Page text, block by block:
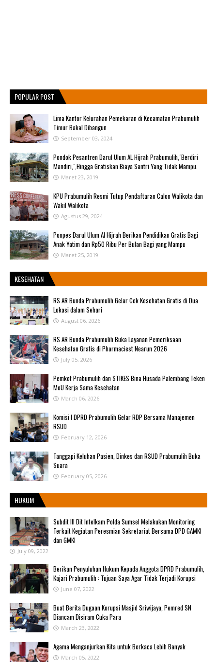
POPULAR POST
Lima Kantor Kelurahan Pemekaran di Kecamatan Prabumulih
Timur Bakal Dibangun
September 03, 2024
Pondok Pesantren Darul Ulum AL Hijrah Prabumulih,"Berdiri
Mandiri,",Hingga Gratiskan Biaya Santri Yang Tidak Mampu.
Maret 23, 2019
KPU Prabumulih Resmi Tutup Pendaftaran Calon Walikota dan
Wakil Walikota
Agustus 29, 2024
Ponpes Darul Ulum Al Hijrah Berikan Pendidikan Gratis Bagi
Anak Yatim dan Rp50 Ribu Per Bulan Bagi yang Mampu
Maret 25, 2019
KESEHATAN
RS AR Bunda Prabumulih Gelar Cek Kesehatan Gratis di Dua
Lokasi dalam Sehari
August 06, 2026
RS AR Bunda Prabumulih Buka Layanan Pemeriksaan
Kesehatan Gratis di Pharmaciest Nearun 2026
July 05, 2026
Pemkot Prabumulih dan STIKES Bina Husada Palembang Teken
MoU Kerja Sama Kesehatan
March 06, 2026
Komisi I DPRD Prabumulih Gelar RDP Bersama Manajemen
RSUD
February 12, 2026
Tanggapi Keluhan Pasien, Dinkes dan RSUD Prabumulih Buka
Suara
February 05, 2026
HUKUM
Subdit III Dit Intelkam Polda Sumsel Melakukan Monitoring
Terkait Kegiatan Peresmian Sekretariat Bersama DPD GAMKI
dan GMKI
July 09, 2022
Berikan Penyuluhan Hukum Kepada Anggota DPRD Prabumulih,
Kajari Prabumulih : Tujuan Saya Agar Tidak Terjadi Korupsi
June 07, 2022
Buat Berita Dugaan Korupsi Masjid Sriwijaya, Pemred SN
Diancam Disiram Cuka Para
March 23, 2022
Agama Menganjurkan Kita untuk Berkaca Lebih Banyak
March 05, 2022